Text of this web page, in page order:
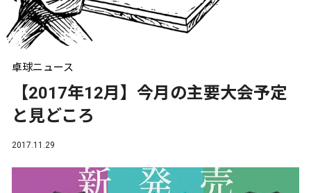
卓球ニュース
【2017年12月】今月の主要大会予定
と見どころ
2017.11.29